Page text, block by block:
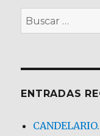
Buscar
por:
ENTRADAS